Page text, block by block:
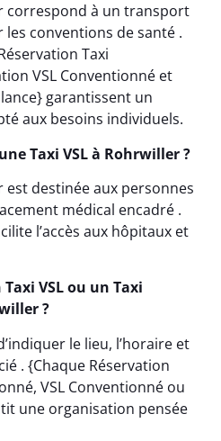
correspond à un transport
conventions de santé .
Taxi
VSL Conventionné et
garantissent un
aux besoins individuels.
Taxi VSL à Rohrwiller ?
est destinée aux personnes
médical encadré .
l’accès aux hôpitaux et
VSL ou un Taxi
?
le lieu, l’horaire et
. {Chaque Réservation
VSL Conventionné ou
une organisation pensée